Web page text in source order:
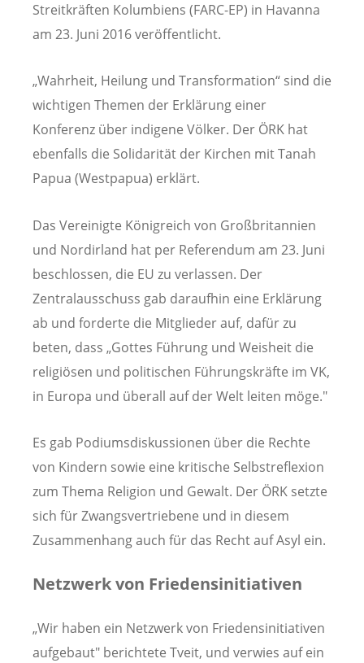
Streitkräften Kolumbiens (FARC-EP) in Havanna
am 23. Juni 2016 veröffentlicht.
„Wahrheit, Heilung und Transformation“ sind die
wichtigen Themen der Erklärung einer
Konferenz über indigene Völker. Der ÖRK hat
ebenfalls die Solidarität der Kirchen mit Tanah
Papua (Westpapua) erklärt.
Das Vereinigte Königreich von Großbritannien
und Nordirland hat per Referendum am 23. Juni
beschlossen, die EU zu verlassen. Der
Zentralausschuss gab daraufhin eine Erklärung
ab und forderte die Mitglieder auf, dafür zu
beten, dass „Gottes Führung und Weisheit die
religiösen und politischen Führungskräfte im VK,
in Europa und überall auf der Welt leiten möge."
Es gab Podiumsdiskussionen über die Rechte
von Kindern sowie eine kritische Selbstreflexion
zum Thema Religion und Gewalt. Der ÖRK setzte
sich für Zwangsvertriebene und in diesem
Zusammenhang auch für das Recht auf Asyl ein.
Netzwerk von Friedensinitiativen
„Wir haben ein Netzwerk von Friedensinitiativen
aufgebaut" berichtete Tveit, und verwies auf ein